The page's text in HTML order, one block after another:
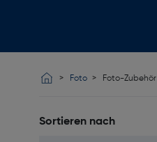
Foto Foto-Zubehör
Sortieren nach